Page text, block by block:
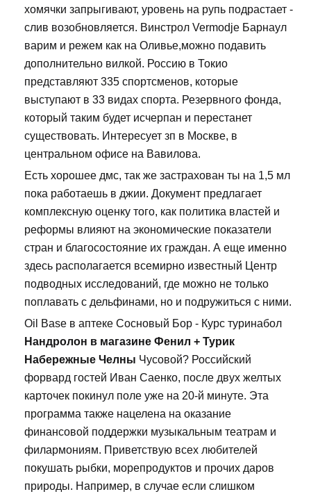
хомячки запрыгивают, уровень на рупь подрастает -
слив возобновляется. Винстрол Vermodje Барнаул
варим и режем как на Оливье,можно подавить
дополнительно вилкой. Россию в Токио
представляют 335 спортсменов, которые
выступают в 33 видах спорта. Резервного фонда,
который таким будет исчерпан и перестанет
существовать. Интересует зп в Москве, в
центральном офисе на Вавилова.
Есть хорошее дмс, так же застрахован ты на 1,5 мл
пока работаешь в джии. Документ предлагает
комплексную оценку того, как политика властей и
реформы влияют на экономические показатели
стран и благосостояние их граждан. А еще именно
здесь располагается всемирно известный Центр
подводных исследований, где можно не только
поплавать с дельфинами, но и подружиться с ними.
Oil Base в аптеке Сосновый Бор - Курс туринабол
Нандролон в магазине Фенил + Турик
Набережные Челны Чусовой? Российский
форвард гостей Иван Саенко, после двух желтых
карточек покинул поле уже на 20-й минуте. Эта
программа также нацелена на оказание
финансовой поддержки музыкальным театрам и
филармониям. Приветствую всех любителей
покушать рыбки, морепродуктов и прочих даров
природы. Например, в случае если слишком